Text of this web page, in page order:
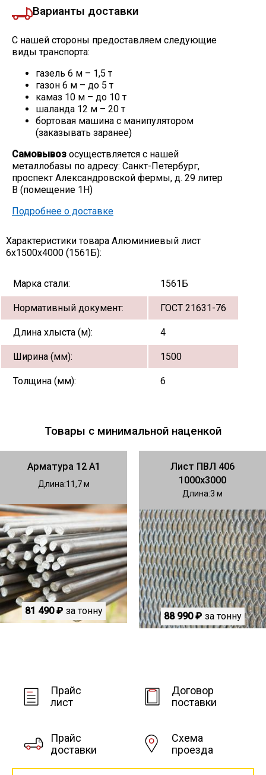
Варианты доставки
С нашей стороны предоставляем следующие
виды транспорта:
газель 6 м – 1,5 т
газон 6 м – до 5 т
камаз 10 м – до 10 т
шаланда 12 м – 20 т
бортовая машина с манипулятором
(заказывать заранее)
Самовывоз осуществляется с нашей
металлобазы по адресу: Санкт-Петербург,
проспект Александровской фермы, д. 29 литер
В (помещение 1Н)
Подробнее о доставке
Характеристики товара Алюминиевый лист
6х1500х4000 (1561Б):
Марка стали: 1561Б
Нормативный документ: ГОСТ 21631-76
Длина хлыста (м): 4
Ширина (мм): 1500
Толщина (мм): 6
Товары с минимальной наценкой
Арматура 12 А1
Длина 11,7
81 490 ₽ за тонну
Лист ПВЛ 406
1000х3000
Длина 3
88 990 ₽ за тонну
Прайс
лист
Договор
поставки
Прайс
доставки
Схема
проезда